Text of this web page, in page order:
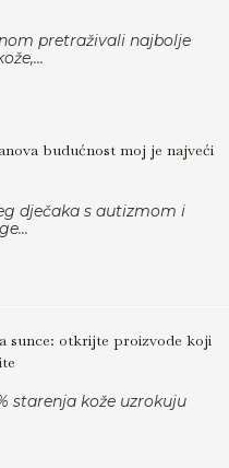
pretraživali najbolje
budućnost moj je najveći
dječaka s autizmom i
sunce: otkrijte proizvode koji
starenja kože uzrokuju